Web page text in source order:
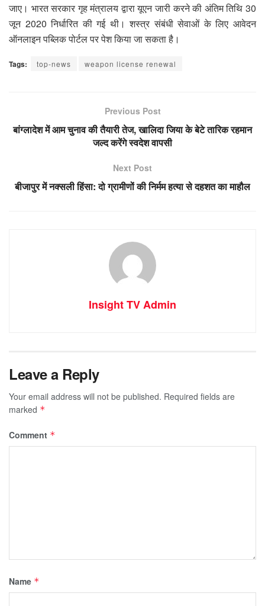
जाए। भारत सरकार गृह मंत्रालय द्वारा यूएन जारी करने की अंतिम तिथि 30
जून 2020 निर्धारित की गई थी। शस्त्र संबंधी सेवाओं के लिए आवेदन
ऑनलाइन पब्लिक पोर्टल पर पेश किया जा सकता है।
Tags: top-news weapon license renewal
Previous Post
बांग्लादेश में आम चुनाव की तैयारी तेज, खालिदा जिया के बेटे तारिक रहमान
जल्द करेंगे स्वदेश वापसी
Next Post
बीजापुर में नक्सली हिंसा: दो ग्रामीणों की निर्मम हत्या से दहशत का माहौल
Insight TV Admin
Leave a Reply
Your email address will not be published. Required fields are
marked *
Comment *
Name *